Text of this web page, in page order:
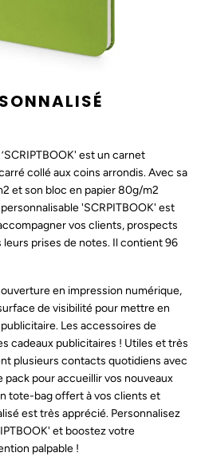
est un carnet
collé aux coins arrondis. Avec sa
et son bloc en papier 80g/m2
'SCRPITBOOK' est
vos clients, prospects
prises de notes. Il contient 96
en impression numérique,
de visibilité pour mettre en
Les accessoires de
cadeaux publicitaires ! Utiles et très
plusieurs contacts quotidiens avec
pack pour accueillir vos nouveaux
tote-bag offert à vos clients et
est très apprécié. Personnalisez
et boostez votre
palpable !